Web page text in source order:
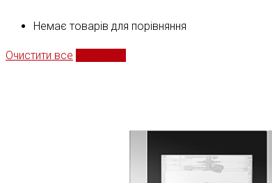
Немає товарів для порівняння
Очистити все